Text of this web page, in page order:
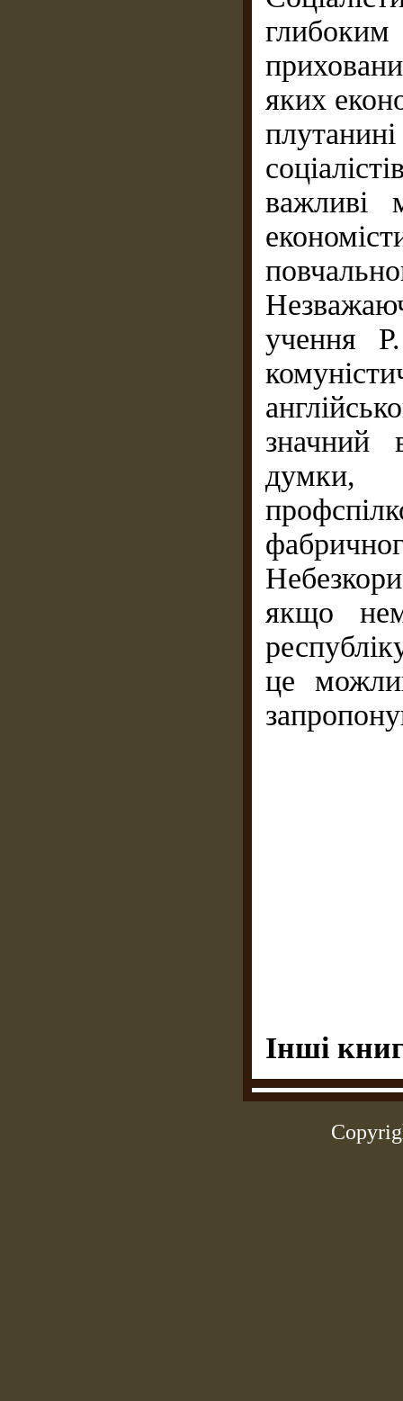
яких
важливі
учення
значний
думки,
якщо
це
Інші